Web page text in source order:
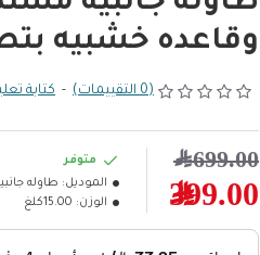
وقاعده خشبيه
(0 التقييمات) - كتابة
399.00﷼
699.00﷼
متوفر
الموديل: طاوله
الوزن: 15.00كلغ